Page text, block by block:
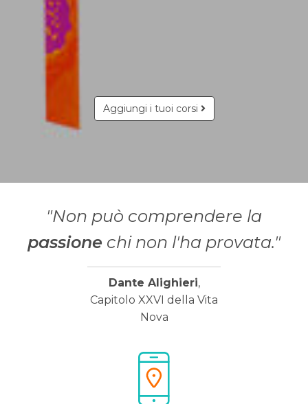
Aggiungi i tuoi corsi
"Non può comprendere la
passione chi non l'ha provata."
Dante Alighieri,
Capitolo XXVI della Vita
Nova